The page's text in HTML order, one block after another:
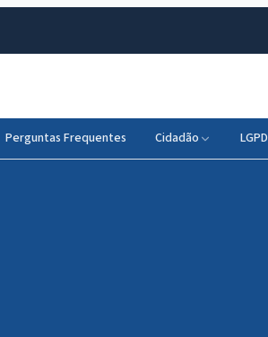
Perguntas Frequentes Cidadão LGPD